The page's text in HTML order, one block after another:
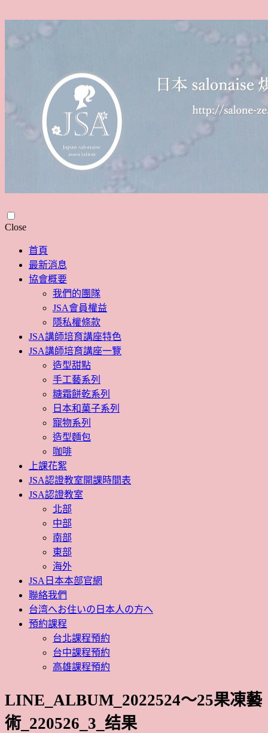
CloseSkip
content
首頁
最新消息
協會概要
我們的團隊
JSA會員權益
隱私權條款
JSA講師培育講座特色
JSA講師培育講座一覽
造型甜點
手工藝系列
糖霜餅乾系列
日本和菓子系列
寵物系列
造型麵包
咖啡
上課花絮
JSA認證教室開課時間表
JSA認證教室
北部
中部
南部
東部
海外
JSA日本本部官網
聯絡我們
台湾へお住いの日本人の方へ
預約課程
台北課程預約
台中課程預約
高雄課程預約
LINE_ALBUM_2022524～25果凍藝
術_220526_3_结果